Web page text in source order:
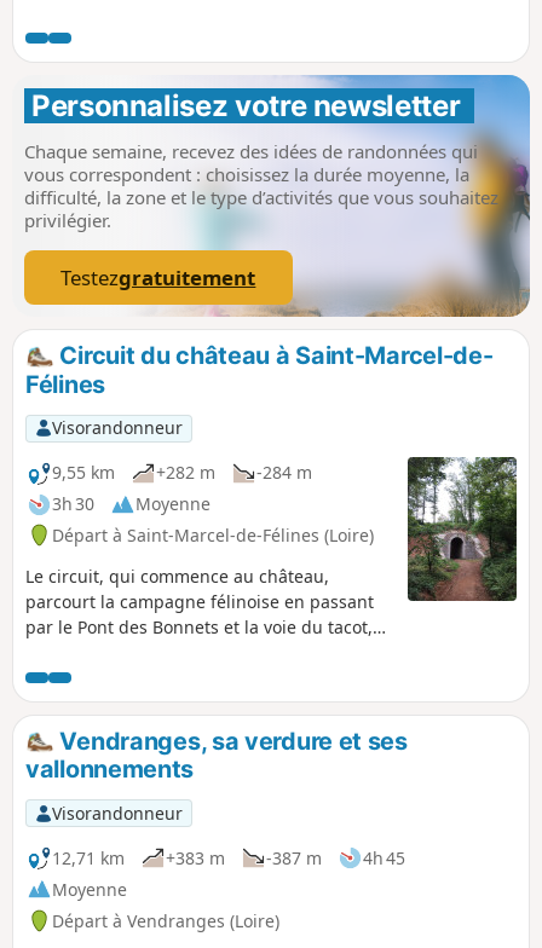
Personnalisez votre newsletter
Chaque semaine, recevez des idées de randonnées qui
vous correspondent : choisissez la durée moyenne, la
difficulté, la zone et le type d’activités que vous souhaitez
privilégier.
Testezgratuitement
Circuit du château à Saint-Marcel-de-
Félines
Visorandonneur
9,55 km
+282 m
-284 m
3h 30
Moyenne
Départ à Saint-Marcel-de-Félines (Loire)
Le circuit, qui commence au château,
parcourt la campagne félinoise en passant
par le Pont des Bonnets et la voie du tacot,
forêt.
Vendranges, sa verdure et ses
vallonnements
Visorandonneur
12,71 km
+383 m -387 m
4h 45
Moyenne
Départ à Vendranges (Loire)